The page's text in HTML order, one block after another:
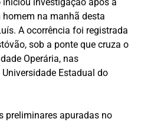
na manhã desta
A ocorrência foi registrada
sob a ponte que cruza o
Operária, nas
Estadual do
preliminares apuradas no